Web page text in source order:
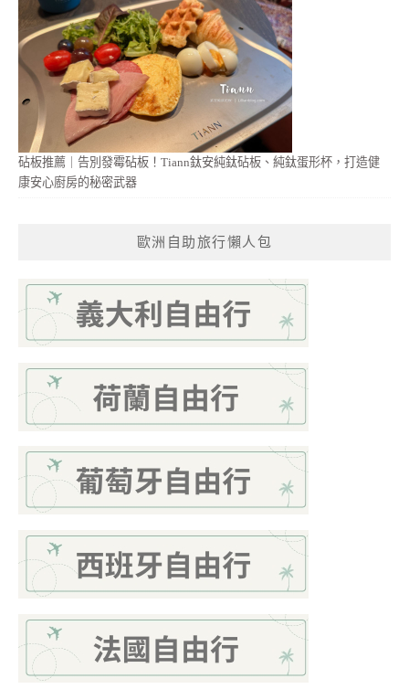
砧板推薦｜告別發霉砧板！Tiann鈦安純鈦砧板、純鈦蛋形杯，打造健
康安心廚房的秘密武器
歐洲自助旅行懶人包